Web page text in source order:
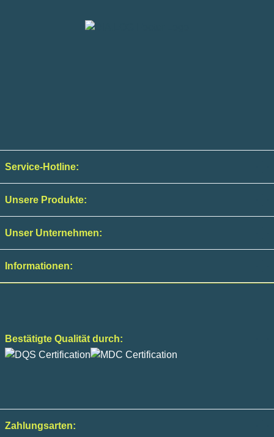
Service-Hotline:
Unsere Produkte:
Unser Unternehmen:
Informationen:
Bestätigte Qualität durch:
Zahlungsarten: